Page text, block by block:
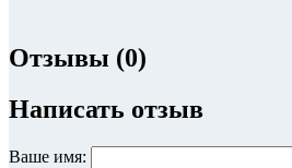
Отзывы (0)
Написать отзыв
Ваше имя: